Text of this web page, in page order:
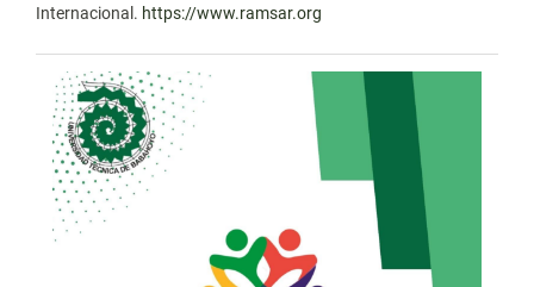
Internacional. https://www.ramsar.org